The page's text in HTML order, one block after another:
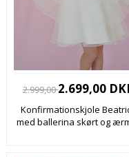
2.999,002.699,00
Konfirmationskjole
med ballerina skørt og